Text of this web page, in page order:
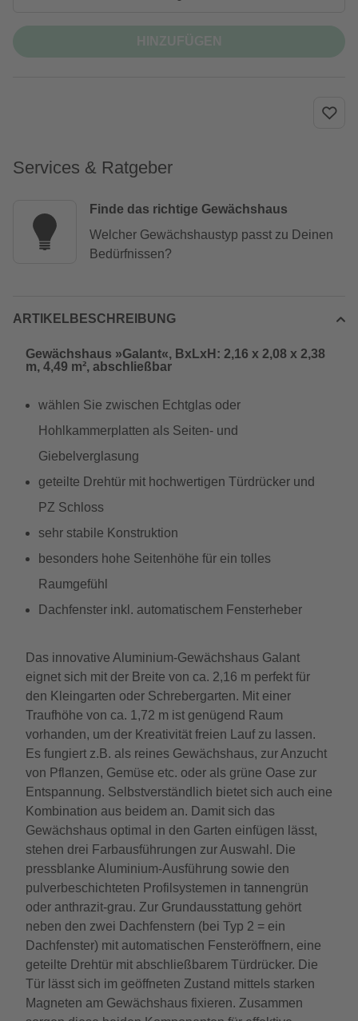
Services & Ratgeber
Finde das richtige Gewächshaus
Welcher Gewächshaustyp passt zu Deinen
Bedürfnissen?
ARTIKELBESCHREIBUNG
Gewächshaus »Galant«, BxLxH: 2,16 x 2,08 x 2,38
m, 4,49 m², abschließbar
wählen Sie zwischen Echtglas oder
Hohlkammerplatten als Seiten- und
Giebelverglasung
geteilte Drehtür mit hochwertigen Türdrücker und
PZ Schloss
sehr stabile Konstruktion
besonders hohe Seitenhöhe für ein tolles
Raumgefühl
Dachfenster inkl. automatischem Fensterheber
Das innovative Aluminium-Gewächshaus Galant
eignet sich mit der Breite von ca. 2,16 m perfekt für
den Kleingarten oder Schrebergarten. Mit einer
Traufhöhe von ca. 1,72 m ist genügend Raum
vorhanden, um der Kreativität freien Lauf zu lassen.
Es fungiert z.B. als reines Gewächshaus, zur Anzucht
von Pflanzen, Gemüse etc. oder als grüne Oase zur
Entspannung. Selbstverständlich bietet sich auch eine
Kombination aus beidem an. Damit sich das
Gewächshaus optimal in den Garten einfügen lässt,
stehen drei Farbausführungen zur Auswahl. Die
pressblanke Aluminium-Ausführung sowie den
pulverbeschichteten Profilsystemen in tannengrün
oder anthrazit-grau. Zur Grundausstattung gehört
neben den zwei Dachfenstern (bei Typ 2 = ein
Dachfenster) mit automatischen Fensteröffnern, eine
geteilte Drehtür mit abschließbarem Türdrücker. Die
Tür lässt sich im geöffneten Zustand mittels starken
Magneten am Gewächshaus fixieren. Zusammen